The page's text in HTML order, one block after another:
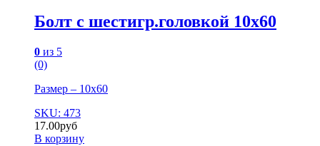
Болт с шестигр.головкой 10х60
0 из 5
(0)
Размер – 10х60
SKU: 473
17.00руб
В корзину